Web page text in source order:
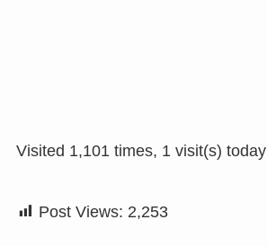
Visited 1,101 times, 1 visit(s) today
Post Views: 2,253